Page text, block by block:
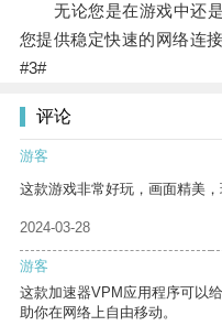
无论您是在游戏中还是
您提供稳定快速的网络连
#3#
评论
游客
这款游戏非常好玩，画面精美，
2024-03-28
游客
这款加速器VPM应用程序可以
助你在网络上自由移动。